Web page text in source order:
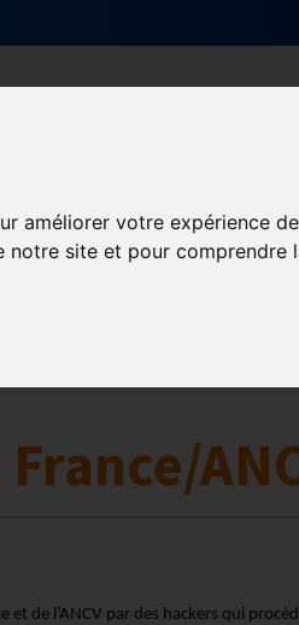
améliorer votre expérience
site et pour comprendre
et de l’ANCV par des hackers qui